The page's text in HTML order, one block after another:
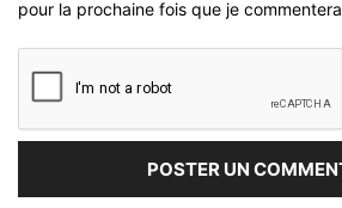
pour la prochaine fois que je